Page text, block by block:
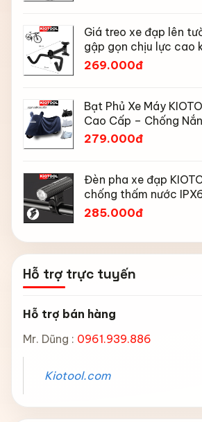
Giá treo xe đạp lên
gập gọn chịu lực cao
mũ bảo hiểm
269.000đ
Bạt Phủ Xe Máy
Cao Cấp – Chống
Chống Bụi, Chống Tia
279.000đ
Đèn pha xe đạp
chống thấm nước
285.000đ
Hỗ trợ trực tuyến
Hỗ trợ bán hàng
Mr. Dũng : 0961.939.886
Kiotool.com